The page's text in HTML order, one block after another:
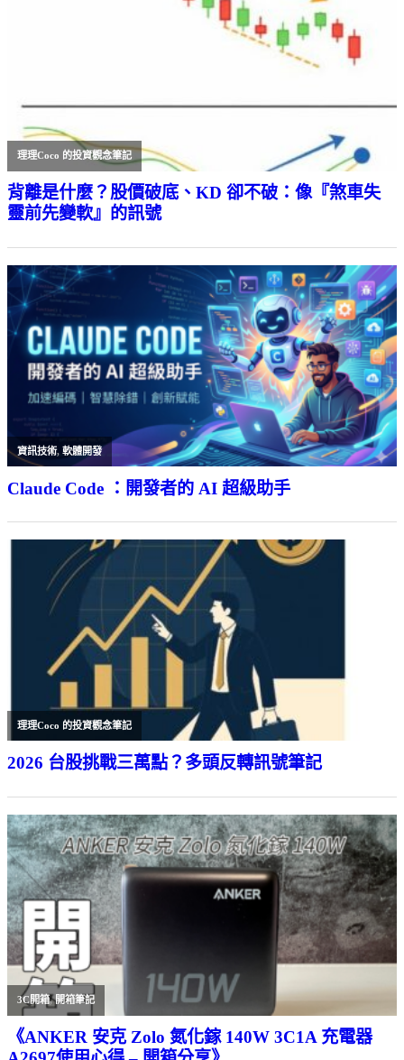
理理Coco 的投資觀念筆記
背離是什麼？股價破底、KD 卻不破：像『煞車失
靈前先變軟』的訊號
資訊技術,軟體開發
Claude Code ：開發者的 AI 超級助手
理理Coco 的投資觀念筆記
2026 台股挑戰三萬點？多頭反轉訊號筆記
3C開箱,開箱筆記
《ANKER 安克 Zolo 氮化鎵 140W 3C1A 充電器